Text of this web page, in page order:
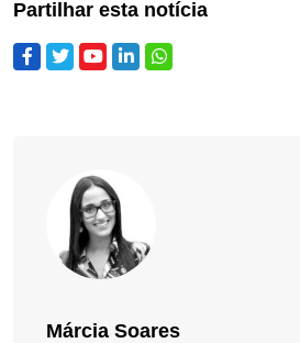
Partilhar esta notícia
Márcia Soares